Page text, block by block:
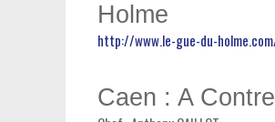
Holme
http://www.le-gue-du-
Caen : A